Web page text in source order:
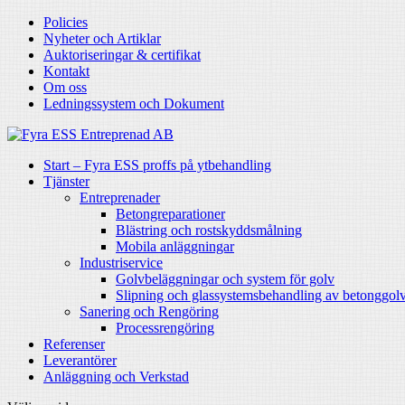
Policies
Nyheter och Artiklar
Auktoriseringar & certifikat
Kontakt
Om oss
Ledningssystem och Dokument
Start – Fyra ESS proffs på ytbehandling
Tjänster
Entreprenader
Betongreparationer
Blästring och rostskyddsmålning
Mobila anläggningar
Industriservice
Golvbeläggningar och system för golv
Slipning och glassystemsbehandling av
Sanering och Rengöring
Processrengöring
Referenser
Leverantörer
Anläggning och Verkstad